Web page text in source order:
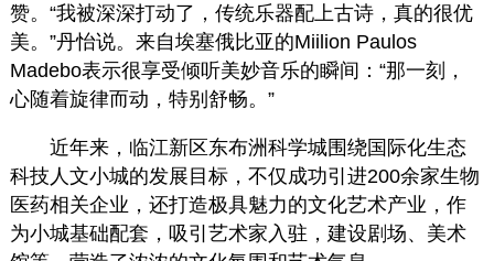
赞。“我被深深打动了，传统乐器配上古诗，真的很优
美。”丹怡说。来自埃塞俄比亚的Miilion Paulos
Madebo表示很享受倾听美妙音乐的瞬间：“那一刻，
心随着旋律而动，特别舒畅。”
近年来，临江新区东布洲科学城围绕国际化生态
科技人文小城的发展目标，不仅成功引进200余家生物
医药相关企业，还打造极具魅力的文化艺术产业，作
为小城基础配套，吸引艺术家入驻，建设剧场、美术